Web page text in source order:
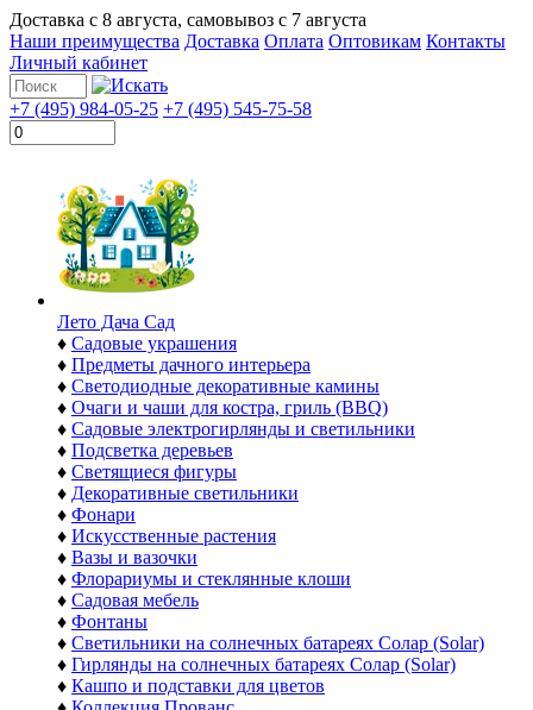
Доставка с 8 августа, самовывоз с 7 августа
Наши преимущества Доставка Оплата Оптовикам Контакты
Личный кабинет
+7 (495) 984-05-25 +7 (495) 545-75-58
Лето Дача Сад
♦ Садовые украшения
♦ Предметы дачного интерьера
♦ Светодиодные декоративные камины
♦ Очаги и чаши для костра, гриль (BBQ)
♦ Садовые электрогирлянды и светильники
♦ Подсветка деревьев
♦ Светящиеся фигуры
♦ Декоративные светильники
♦ Фонари
♦ Искусственные растения
♦ Вазы и вазочки
♦ Флорариумы и стеклянные клоши
♦ Садовая мебель
♦ Фонтаны
♦ Светильники на солнечных батареях Солар (Solar)
♦ Гирлянды на солнечных батареях Солар (Solar)
♦ Кашпо и подставки для цветов